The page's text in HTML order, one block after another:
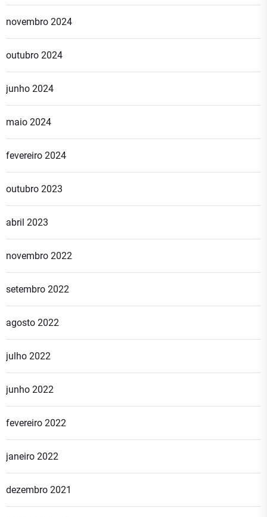
novembro 2024
outubro 2024
junho 2024
maio 2024
fevereiro 2024
outubro 2023
abril 2023
novembro 2022
setembro 2022
agosto 2022
julho 2022
junho 2022
fevereiro 2022
janeiro 2022
dezembro 2021